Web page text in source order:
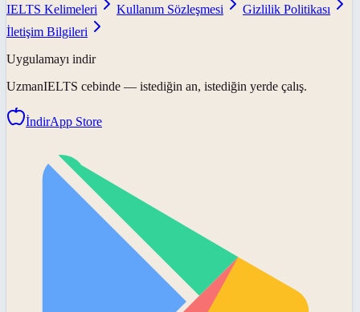
IELTS Kelimeleri
Kullanım Sözleşmesi
Gizlilik Politikası
İletişim Bilgileri
Uygulamayı indir
UzmanIELTS cebinde — istediğin an, istediğin yerde çalış.
İndirApp Store